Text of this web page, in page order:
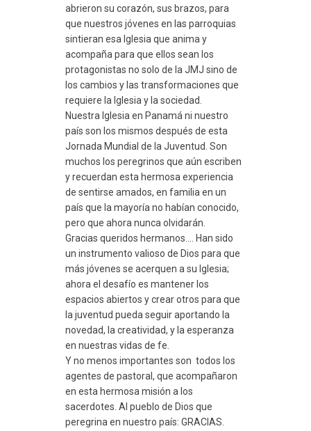
abrieron su corazón, sus brazos, para
que nuestros jóvenes en las parroquias
sintieran esa Iglesia que anima y
acompaña para que ellos sean los
protagonistas no solo de la JMJ sino de
los cambios y las transformaciones que
requiere la Iglesia y la sociedad.
Nuestra Iglesia en Panamá ni nuestro
país son los mismos después de esta
Jornada Mundial de la Juventud. Son
muchos los peregrinos que aún escriben
y recuerdan esta hermosa experiencia
de sentirse amados, en familia en un
país que la mayoría no habían conocido,
pero que ahora nunca olvidarán.
Gracias queridos hermanos…. Han sido
un instrumento valioso de Dios para que
más jóvenes se acerquen a su Iglesia;
ahora el desafío es mantener los
espacios abiertos y crear otros para que
la juventud pueda seguir aportando la
novedad, la creatividad, y la esperanza
en nuestras vidas de fe.
Y no menos importantes son todos los
agentes de pastoral, que acompañaron
en esta hermosa misión a los
sacerdotes. Al pueblo de Dios que
peregrina en nuestro país: GRACIAS.